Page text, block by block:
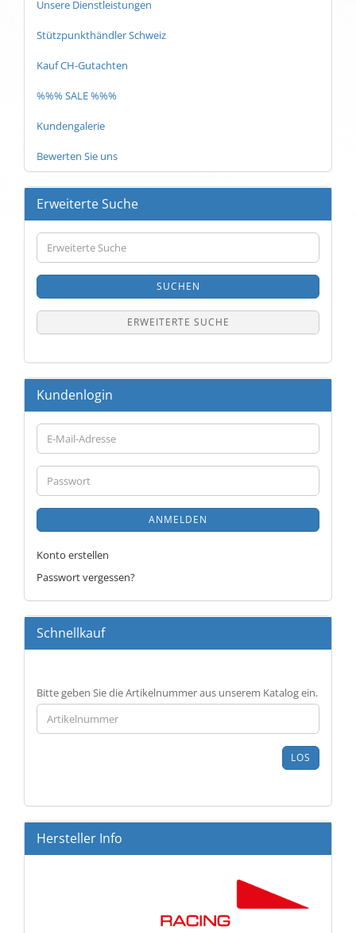
Unsere Dienstleistungen
Stützpunkthändler Schweiz
Kauf CH-Gutachten
%%% SALE %%%
Kundengalerie
Bewerten Sie uns
Erweiterte Suche
Erweiterte
Suche
SUCHEN
ERWEITERTE SUCHE
Kundenlogin
E-
Mail-
Adresse
Passwort
ANMELDEN
Konto erstellen
Passwort vergessen?
Schnellkauf
BITTE
GEBEN
SIE
DIE
EIN.
Bitte geben Sie die Artikelnummer aus unserem Katalog ein.
LOS
Hersteller Info